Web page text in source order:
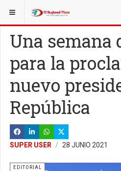
ESTÁ AQUÍ: EDITORIAL
Una semana
para la
nuevo
República
SUPER USER 28 JUNIO 2021
EDITORIAL